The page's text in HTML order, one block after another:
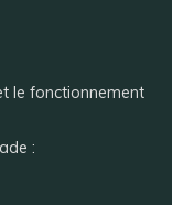
le fonctionnement
: